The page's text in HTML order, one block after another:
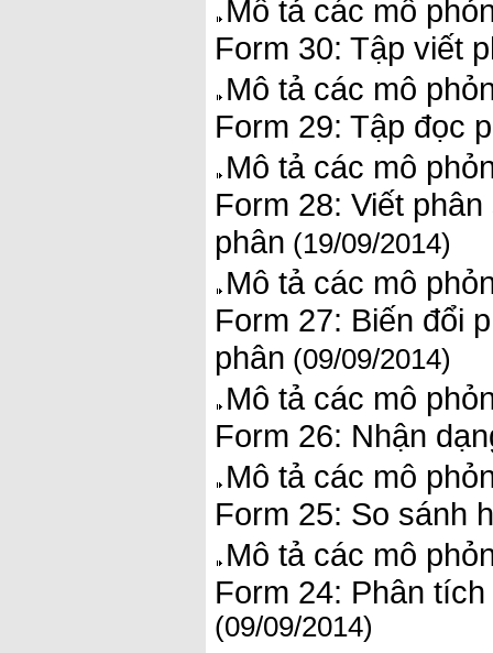
Mô tả các mô
Form 30: Tập viết
Mô tả các mô
Form 29: Tập đọc
Mô tả các mô
Form 28: Viết
phân (19/09/2014)
Mô tả các mô
Form 27: Biến đổi
phân (09/09/2014)
Mô tả các mô
Form 26: Nhận
Mô tả các mô
Form 25: So sánh
Mô tả các mô
Form 24: Phân
(09/09/2014)